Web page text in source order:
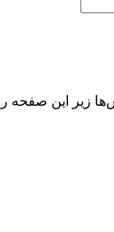
زیر این صفحه